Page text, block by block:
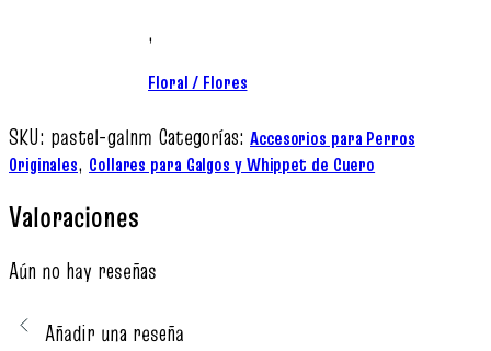
,
Floral / Flores
SKU: pastel-galnm Categorías: Accesorios para Perros
Originales, Collares para Galgos y Whippet de Cuero
Valoraciones
Aún no hay reseñas
Añadir una reseña